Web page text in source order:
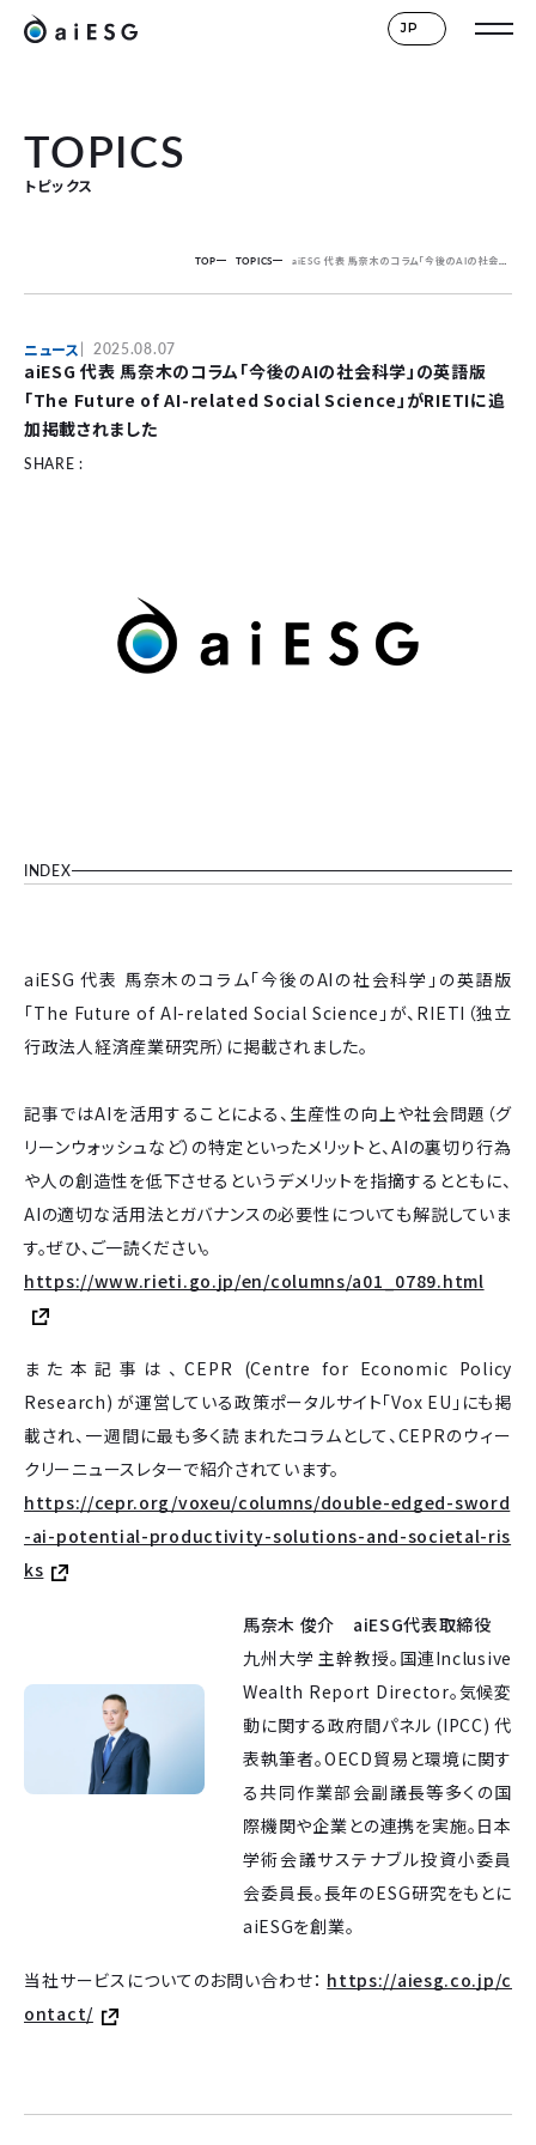
JP
TOPICS
トピックス
TOP TOPICS aiESG 代表 馬奈木のコラム「今後のAIの社会科学」の英語版「The Future of AI-related Social Science」がRIETIに追加掲載されました
ニュース 2025.08.07
aiESG 代表 馬奈木のコラム「今後のAIの社会科学」の英語版
「The Future of AI-related Social Science」がRIETIに追
加掲載されました
SHARE :
INDEX
aiESG 代表 馬奈木のコラム「今後のAIの社会科学」の英語版
「The Future of AI-related Social Science」が、RIETI（独立
行政法人経済産業研究所）に掲載されました。
記事ではAIを活用することによる、生産性の向上や社会問題（グ
リーンウォッシュなど）の特定といったメリットと、AIの裏切り行為
や人の創造性を低下させるというデメリットを指摘するとともに、
AIの適切な活用法とガバナンスの必要性についても解説していま
す。ぜひ、ご一読ください。
https://www.rieti.go.jp/en/columns/a01_0789.html
また本記事は、CEPR (Centre for Economic Policy
Research) が運営している政策ポータルサイト「Vox EU」にも掲
載され、一週間に最も多く読まれたコラムとして、CEPRのウィー
クリーニュースレターで紹介されています。
https://cepr.org/voxeu/columns/double-edged-sword
-ai-potential-productivity-solutions-and-societal-ris
ks
馬奈木 俊介 aiESG代表取締役
九州大学 主幹教授。国連Inclusive
Wealth Report Director。気候変
動に関する政府間パネル (IPCC) 代
表執筆者。OECD貿易と環境に関す
る共同作業部会副議長等多くの国
際機関や企業との連携を実施。日本
学術会議サステナブル投資小委員
会委員長。長年のESG研究をもとに
aiESGを創業。
当社サービスについてのお問い合わせ： https://aiesg.co.jp/c
ontact/